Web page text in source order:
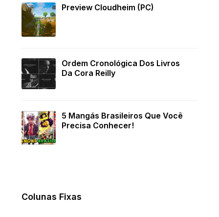
Preview Cloudheim (PC)
Ordem Cronológica Dos Livros
Da Cora Reilly
5 Mangás Brasileiros Que Você
Precisa Conhecer!
Colunas Fixas